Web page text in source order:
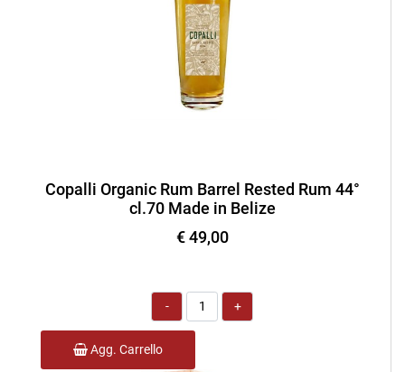
Copalli Organic Rum Barrel Rested Rum 44°
cl.70 Made in Belize
€ 49,00
Quantità
Agg. Carrello